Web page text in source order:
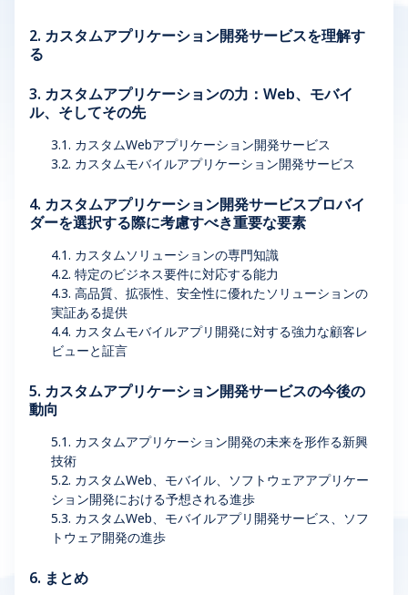
2. カスタムアプリケーション開発サービスを理解す
る
3. カスタムアプリケーションの力：Web、モバイ
ル、そしてその先
3.1. カスタムWebアプリケーション開発サービス
3.2. カスタムモバイルアプリケーション開発サービス
4. カスタムアプリケーション開発サービスプロバイ
ダーを選択する際に考慮すべき重要な要素
4.1. カスタムソリューションの専門知識
4.2. 特定のビジネス要件に対応する能力
4.3. 高品質、拡張性、安全性に優れたソリューションの
実証ある提供
4.4. カスタムモバイルアプリ開発に対する強力な顧客レ
ビューと証言
5. カスタムアプリケーション開発サービスの今後の
動向
5.1. カスタムアプリケーション開発の未来を形作る新興
技術
5.2. カスタムWeb、モバイル、ソフトウェアアプリケー
ション開発における予想される進歩
5.3. カスタムWeb、モバイルアプリ開発サービス、ソフ
トウェア開発の進歩
6. まとめ